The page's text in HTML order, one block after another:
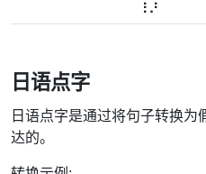
⠸⠜
日语点字
日语点字是通过将句子转换
达的。